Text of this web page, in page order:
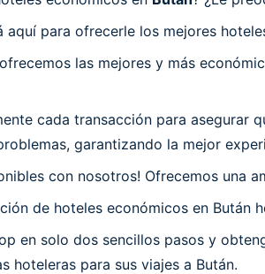
para ofrecerle los mejores
las mejores y más
cada transacción para
garantizando la mejor
con nosotros! Ofrecemos una
de hoteles económicos en
en solo dos sencillos pasos y
hoteleras para sus viajes a Bután.